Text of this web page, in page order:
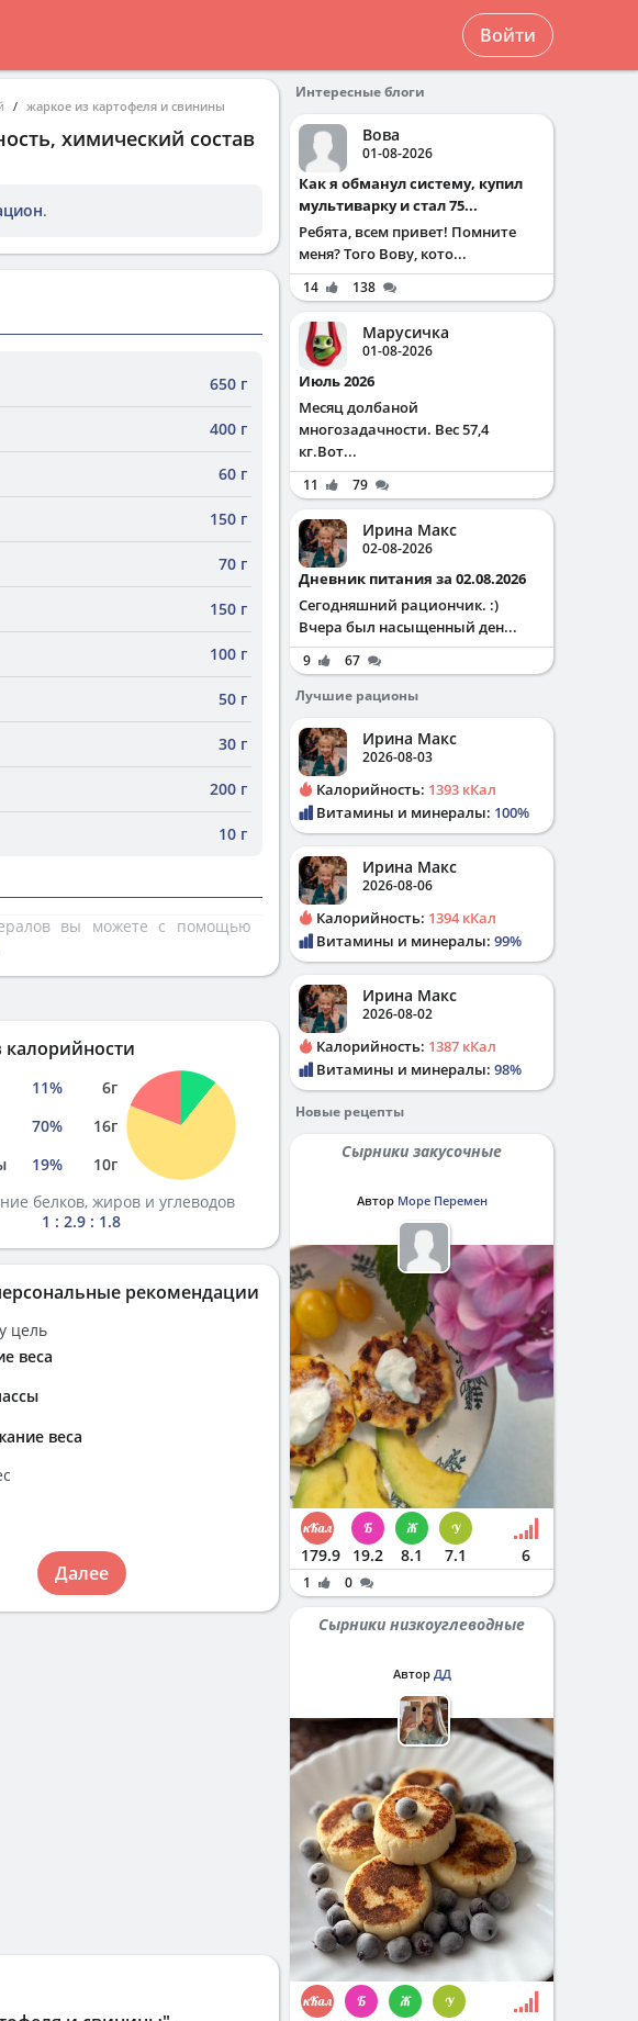
Войти
жаркое из картофеля и свинины
химический состав
.
650 г
400 г
60 г
150 г
70 г
150 г
100 г
50 г
30 г
200 г
10 г
вы можете с помощью
11% 6г
70% 16г
19% 10г
белков, жиров и углеводов
1 : 2.9 : 1.8
рекомендации
цель
веса
веса
Далее
Интересные блоги
Вова
01-08-2026
Как я обманул систему, купил
мультиварку и стал 75...
Ребята, всем привет! Помните
меня? Того Вову, кото...
14 138
Марусичка
01-08-2026
Июль 2026
Месяц долбаной
многозадачности. Вес 57,4
кг.Вот...
11 79
Ирина Макс
02-08-2026
Дневник питания за 02.08.2026
Сегодняшний рациончик. :)
Вчера был насыщенный ден...
9
67
Лучшие рационы
Ирина Макс
2026-08-03
Калорийность: 1393 кКал
Витамины и минералы: 100%
Ирина Макс
2026-08-06
Калорийность: 1394 кКал
Витамины и минералы: 99%
Ирина Макс
2026-08-02
Калорийность: 1387 кКал
Витамины и минералы: 98%
Новые рецепты
Сырники закусочные
Автор Море Перемен
179.9 19.2 8.1 7.1 6
1 0
Сырники низкоуглеводные
Автор ДД